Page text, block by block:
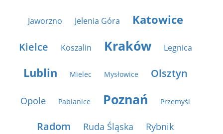
Jaworzno Jelenia Góra Katowice
Kielce Koszalin Kraków Legnica
Lublin Mielec Mysłowice Olsztyn
Opole Pabianice Poznań Przemyśl
Radom Ruda Śląska Rybnik